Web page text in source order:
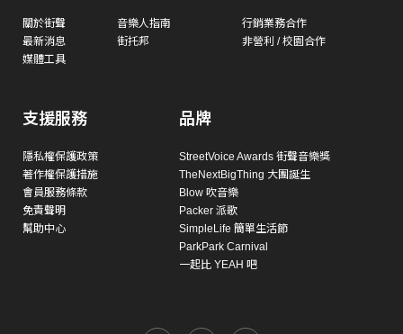
關於街聲
最新消息
媒體工具
音樂人指南
街托邦
行銷業務合作
非營利 / 校園合作
支援服務
隱私權保護政策
著作權保護措施
會員服務條款
免責聲明
幫助中心
品牌
StreetVoice Awards 街聲音樂獎
TheNextBigThing 大團誕生
Blow 吹音樂
Packer 派歌
SimpleLife 簡單生活節
ParkPark Carnival
一起比 YEAH 吧